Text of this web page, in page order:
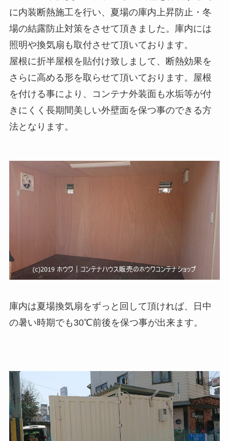
に内装断熱施工を行い、夏場の庫内上昇防止・冬
場の結露防止対策をさせて頂きました。庫内には
照明や換気扇も取付させて頂いております。
屋根に折半屋根を貼付け致しまして、断熱効果を
さらに高める形を取らせて頂いております。屋根
を付ける事により、コンテナ外装面も水垢等が付
きにくく長期間美しい外壁面を保つ事のできる方
法となります。
庫内は夏場換気扇をずっと回して頂ければ、日中
の暑い時期でも30℃前後を保つ事が出来ます。